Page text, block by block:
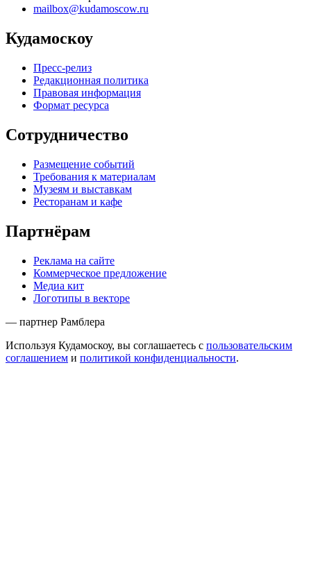
mailbox@kudamoscow.ru
Кудамоскоу
Пресс-релиз
Редакционная политика
Правовая информация
Формат ресурса
Сотрудничество
Размещение событий
Требования к материалам
Музеям и выставкам
Ресторанам и кафе
Партнёрам
Реклама на сайте
Коммерческое предложение
Медиа кит
Логотипы в векторе
— партнер Рамблера
Используя Кудамоскоу, вы соглашаетесь с пользовательским
соглашением и политикой конфиденциальности.